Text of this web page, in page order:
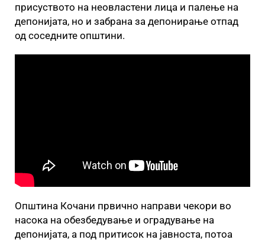
присуството на неовластени лица и палење на
депонијата, но и забрана за депонирање отпад
од соседните општини.
Општина Кочани првично направи чекори во
насока на обезбедување и оградување на
депонијата, а под притисок на јавноста, потоа